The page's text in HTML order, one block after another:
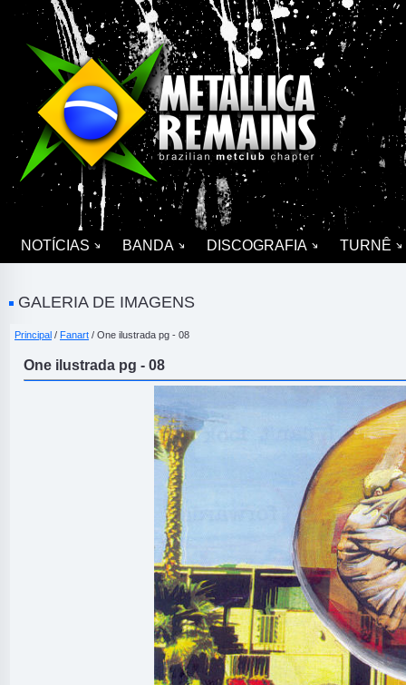
NOTÍCIAS BANDA DISCOGRAFIA TURNÊ
GALERIA DE IMAGENS
Principal / Fanart / One ilustrada pg - 08
One ilustrada pg - 08